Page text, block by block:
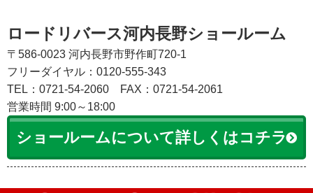
ロードリバース河内長野ショールーム
〒586-0023 河内長野市野作町720-1
フリーダイヤル：0120-555-343
TEL：0721-54-2060
FAX：0721-54-2061
営業時間 9:00～18:00
ショールームについて詳しくはコチラ